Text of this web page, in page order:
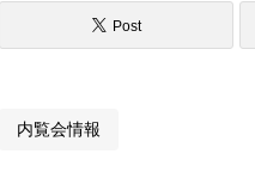
Post
内覧会情報